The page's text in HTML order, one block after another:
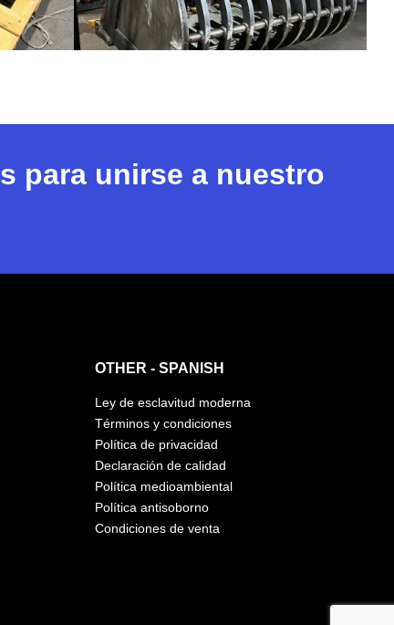
para unirse a nuestro
OTHER - SPANISH
Ley de esclavitud moderna
Términos y condiciones
Política de privacidad
Declaración de calidad
Política medioambiental
Política antisoborno
Condiciones de venta